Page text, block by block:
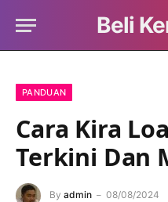
Beli
PANDUAN
Cara Kira
Terkini Dan
By admin 08/08/2024